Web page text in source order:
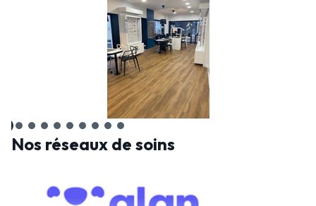
Nos réseaux de soins